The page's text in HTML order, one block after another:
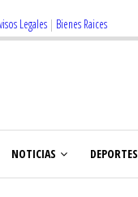
Legales | Bienes Raices
NOTICIAS DEPORTES